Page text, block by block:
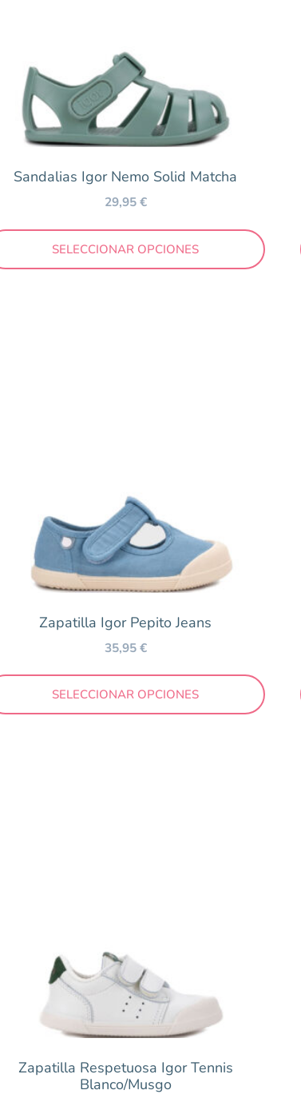
Sandalias Igor Nemo Solid Matcha
29,95€
SELECCIONAR OPCIONES
Zapatilla Igor Pepito Jeans
35,95€
SELECCIONAR OPCIONES
Zapatilla Respetuosa Igor Tennis
Blanco/Musgo